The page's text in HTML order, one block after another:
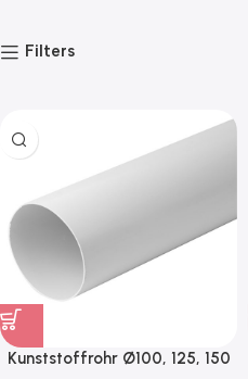
Filters
Kunststoffrohr Ø100, 125, 150